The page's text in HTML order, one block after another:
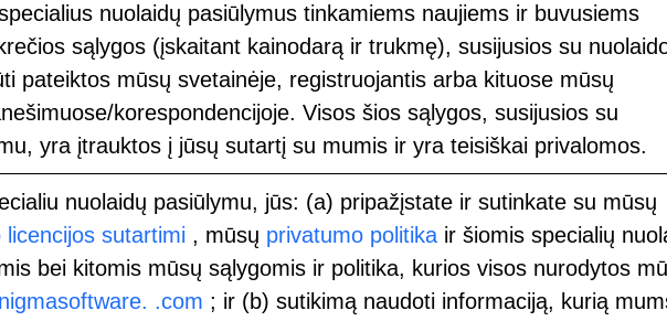
nuolaidų pasiūlymus tinkamiems naujiems ir buvusiems
sąlygos (įskaitant kainodarą ir trukmę), susijusios su
pateiktos mūsų svetainėje, registruojantis arba kituose mūsų
korespondencijoje. Visos šios sąlygos, susijusios su
yra įtrauktos į jūsų sutartį su mumis ir yra teisiškai privalomos.
nuolaidų pasiūlymu, jūs: (a) pripažįstate ir sutinkate su mūsų
sutartimi , mūsų privatumo politika ir šiomis specialių
bei kitomis mūsų sąlygomis ir politika, kurios visos nurodytos
.com ; ir (b) sutikimą naudoti informaciją, kurią